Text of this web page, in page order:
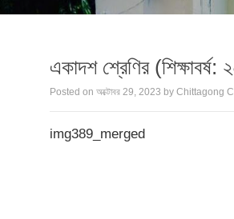
একাদশ শ্রেণির
Posted on অক্টোবর 29, 2023 by Chittagong
img389_merged